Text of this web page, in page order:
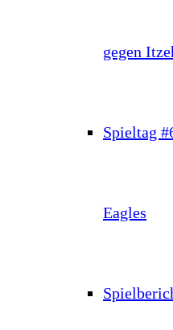
gegen
Spieltag
Eagles